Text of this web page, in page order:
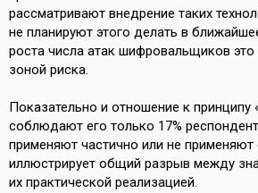
рассматривают внедрение таких
не планируют этого делать в
роста числа атак шифровальщиков это
зоной риска.
Показательно и отношение к принципу
соблюдают его только 17%
применяют частично или не
иллюстрирует общий разрыв между
их практической реализацией.